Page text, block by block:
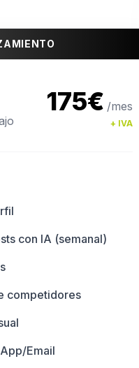
175€ /mes
+ IVA
con IA (semanal)
competidores
Email